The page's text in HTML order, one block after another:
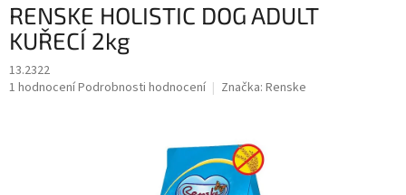
RENSKE HOLISTIC DOG ADULT
KUŘECÍ 2kg
13.2322
Průměrné
1 hodnoceníPodrobnosti hodnocení Značka: Renske